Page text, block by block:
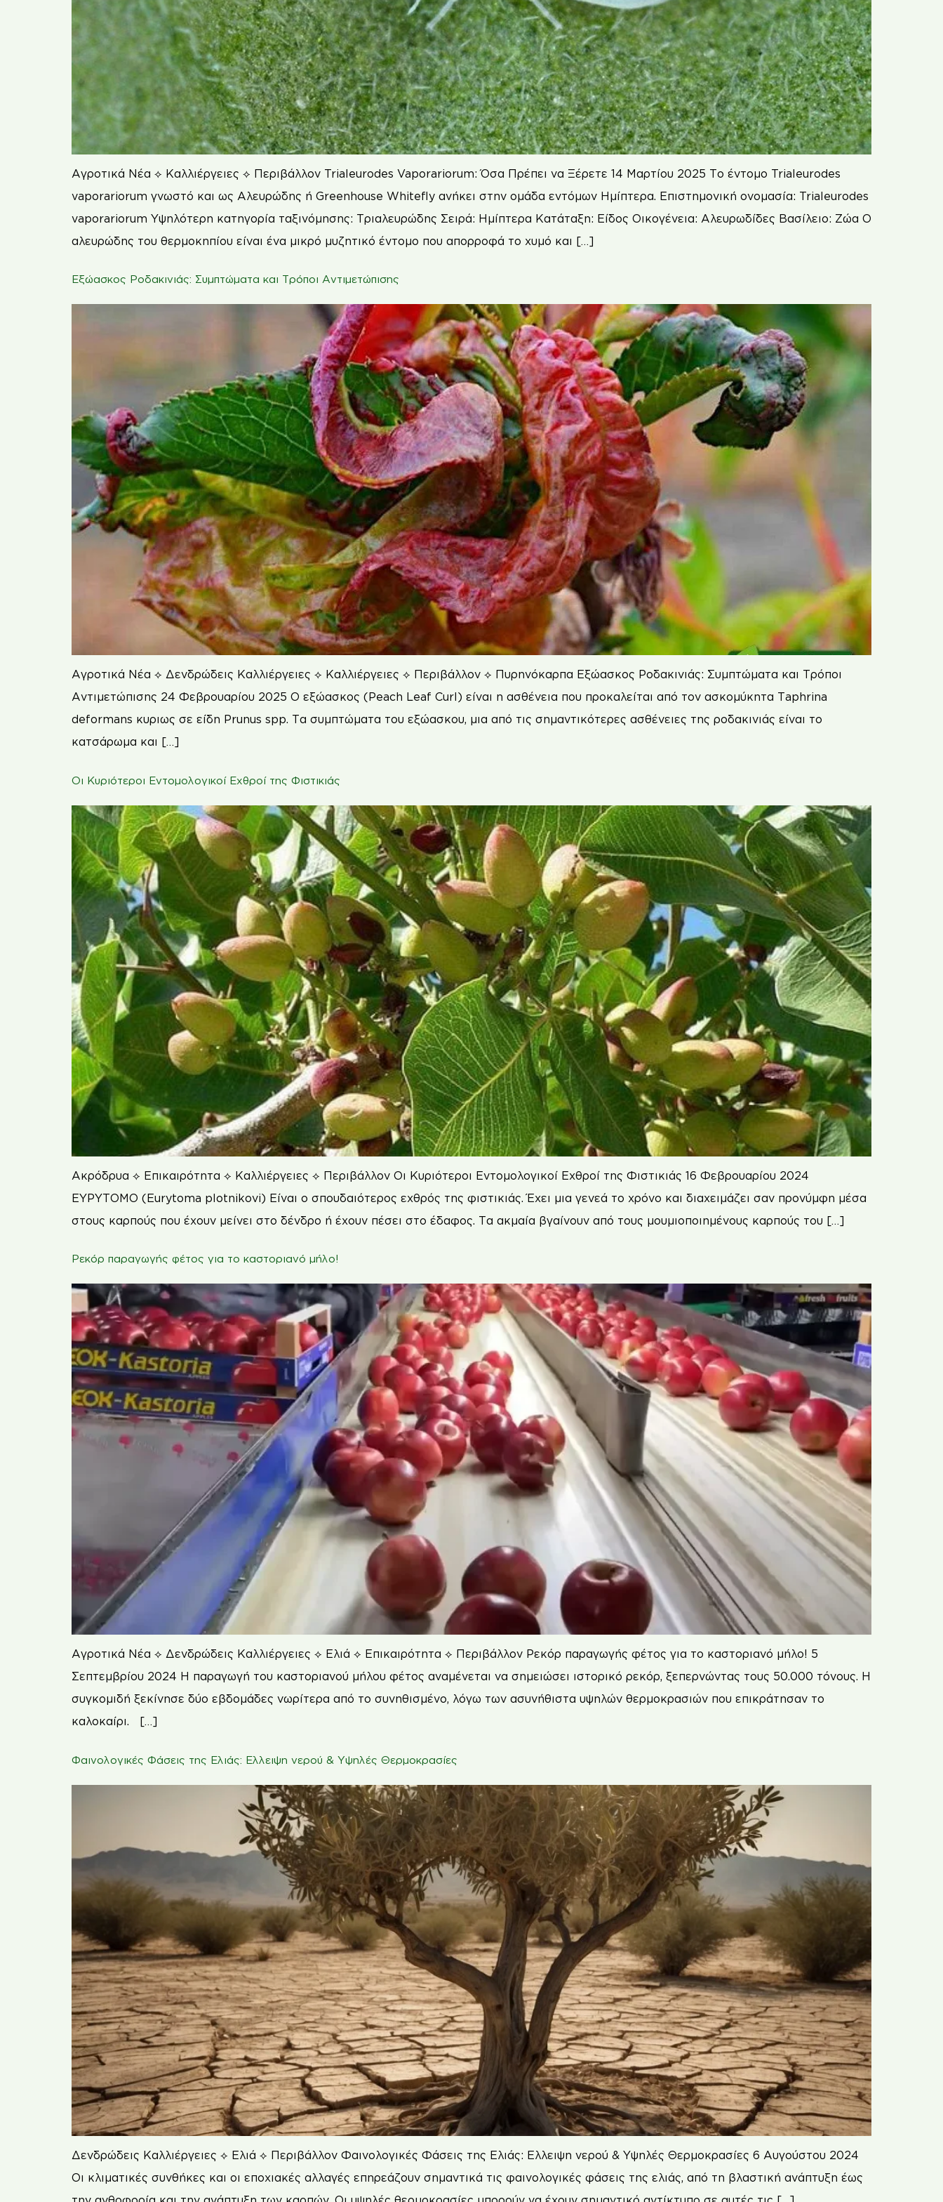
Αγροτικά Νέα ⟡ Καλλιέργειες ⟡ Περιβάλλον Trialeurodes Vaporariorum: Όσα Πρέπει να Ξέρετε 14 Μαρτίου 2025 Το έντομο Trialeurodes
vaporariorum γνωστό και ως Αλευρώδης ή Greenhouse Whitefly ανήκει στην ομάδα εντόμων Ημίπτερα. Επιστημονική ονομασία: Trialeurodes
vaporariorum Υψηλότερη κατηγορία ταξινόμησης: Τριαλευρώδης Σειρά: Ημίπτερα Κατάταξη: Είδος Οικογένεια: Αλευρωδίδες Βασίλειο: Ζώα Ο
αλευρώδης του θερμοκηπίου είναι ένα μικρό μυζητικό έντομο που απορροφά το χυμό και […]
Εξώασκος Ροδακινιάς: Συμπτώματα και Τρόποι Αντιμετώπισης
Αγροτικά Νέα ⟡ Δενδρώδεις Καλλιέργειες ⟡ Καλλιέργειες ⟡ Περιβάλλον ⟡ Πυρηνόκαρπα Εξώασκος Ροδακινιάς: Συμπτώματα και Τρόποι
Αντιμετώπισης 24 Φεβρουαρίου 2025 Ο εξώασκος (Peach Leaf Curl) είναι η ασθένεια που προκαλείται από τον ασκομύκητα Τaphrina
deformans κυριως σε είδη Prunus spp. Τα συμπτώματα του εξώασκου, μια από τις σημαντικότερες ασθένειες της ροδακινιάς είναι το
κατσάρωμα και […]
Οι Κυριότεροι Εντομολογικοί Εχθροί της Φιστικιάς
Ακρόδρυα ⟡ Επικαιρότητα ⟡ Καλλιέργειες ⟡ Περιβάλλον Οι Κυριότεροι Εντομολογικοί Εχθροί της Φιστικιάς 16 Φεβρουαρίου 2024
ΕΥΡΥΤΟΜΟ (Eurytoma plotnikovi) Είναι ο σπουδαιότερος εχθρός της φιστικιάς. Έχει μια γενεά το χρόνο και διαχειμάζει σαν προνύμφη μέσα
στους καρπούς που έχουν μείνει στο δένδρο ή έχουν πέσει στο έδαφος. Τα ακμαία βγαίνουν από τους μουμιοποιημένους καρπούς του […]
Ρεκόρ παραγωγής φέτος για το καστοριανό μήλο!
Αγροτικά Νέα ⟡ Δενδρώδεις Καλλιέργειες ⟡ Ελιά ⟡ Επικαιρότητα ⟡ Περιβάλλον Ρεκόρ παραγωγής φέτος για το καστοριανό μήλο! 5
Σεπτεμβρίου 2024 Η παραγωγή του καστοριανού μήλου φέτος αναμένεται να σημειώσει ιστορικό ρεκόρ, ξεπερνώντας τους 50.000 τόνους. Η
συγκομιδή ξεκίνησε δύο εβδομάδες νωρίτερα από το συνηθισμένο, λόγω των ασυνήθιστα υψηλών θερμοκρασιών που επικράτησαν το
καλοκαίρι. […]
Φαινολογικές Φάσεις της Ελιάς: Ελλειψη νερού & Υψηλές Θερμοκρασίες
Δενδρώδεις Καλλιέργειες ⟡ Ελιά ⟡ Περιβάλλον Φαινολογικές Φάσεις της Ελιάς: Ελλειψη νερού & Υψηλές Θερμοκρασίες 6 Αυγούστου 2024
Οι κλιματικές συνθήκες και οι εποχιακές αλλαγές επηρεάζουν σημαντικά τις φαινολογικές φάσεις της ελιάς, από τη βλαστική ανάπτυξη έως